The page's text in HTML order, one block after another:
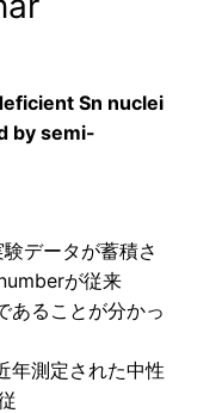
Sn nuclei
by semi-
データが蓄積さ
が従来
あることが分かっ
年測定された中性